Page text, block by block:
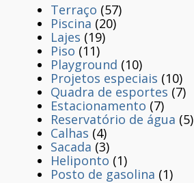
Terraço (57)
Piscina (20)
Lajes (19)
Piso (11)
Playground (10)
Projetos especiais (10)
Quadra de esportes (7)
Estacionamento (7)
Reservatório de água (5)
Calhas (4)
Sacada (3)
Heliponto (1)
Posto de gasolina (1)